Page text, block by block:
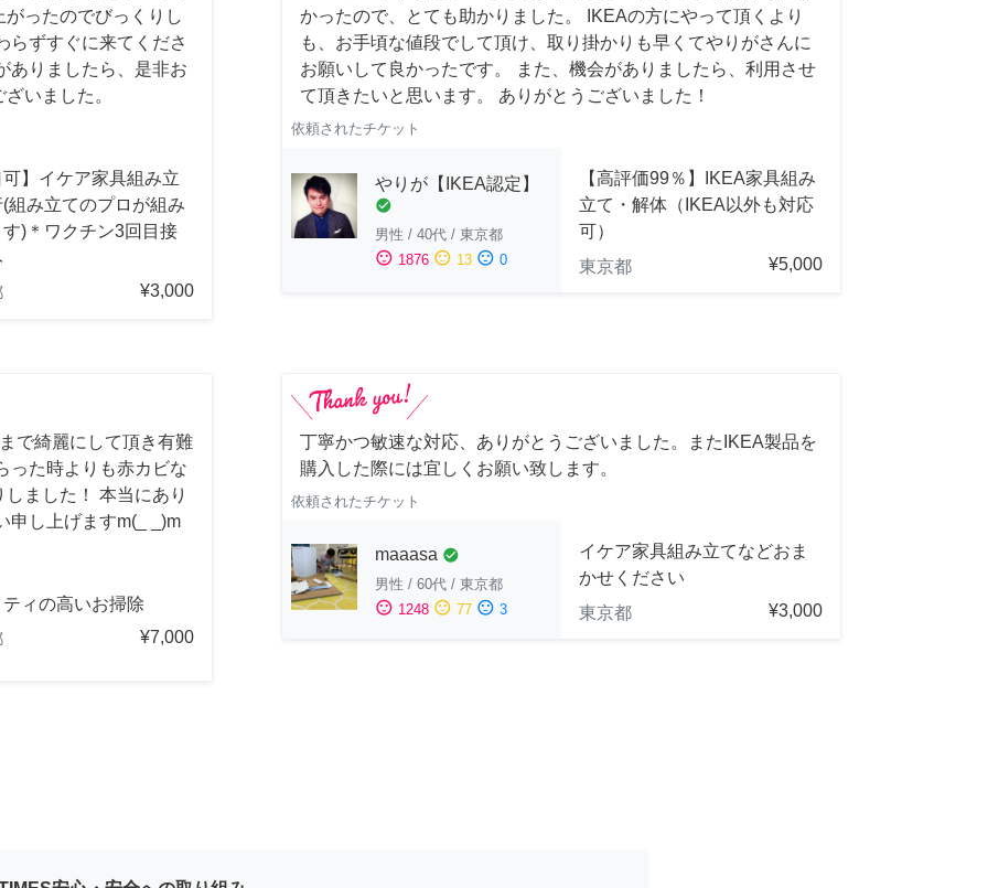
ったのでびっくりし
らずすぐに来てくださ
ありましたら、是非お
いました。
】イケア家具組み立
組み立てのプロが組み
)＊ワクチン3回目接
¥3,000
かったので、とても助かりました。 IKEAの方にやって頂くより
も、お手頃な値段でして頂け、取り掛かりも早くてやりがさんに
お願いして良かったです。 また、機会がありましたら、利用させ
て頂きたいと思います。 ありがとうございました！
依頼されたチケット
やりが【IKEA認定】
check_circle
男性 / 40代 / 東京都
sentiment_satisfied 1876 sentiment_neutral 13 sentiment_dissatisfied 0
【高評価99％】IKEA家具組み
立て・解体（IKEA以外も対応
可）
東京都
¥5,000
で綺麗にして頂き有難
った時よりも赤カビな
ました！ 本当にあり
申し上げますm(_ _)m
ィの高いお掃除
¥7,000
丁寧かつ敏速な対応、ありがとうございました。またIKEA製品を
購入した際には宜しくお願い致します。
依頼されたチケット
maaasa check_circle
男性 / 60代 / 東京都
sentiment_satisfied 1248 sentiment_neutral 77 sentiment_dissatisfied 3
イケア家具組み立てなどおま
かせください
東京都
¥3,000